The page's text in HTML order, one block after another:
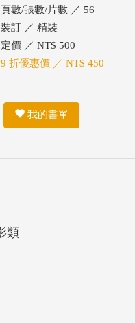
頁數/張數/片數 ／ 56
裝訂 ／ 精裝
定價 ／ NT$ 500
9 折優惠價 ／ NT$ 450
我的書單
類